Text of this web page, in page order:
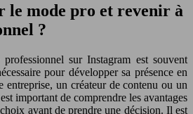
le mode pro et revenir à
?
sur Instagram est souvent
pour développer sa présence en
entreprise, un créateur de contenu ou un
important de comprendre les avantages
avant de prendre une décision. Il est